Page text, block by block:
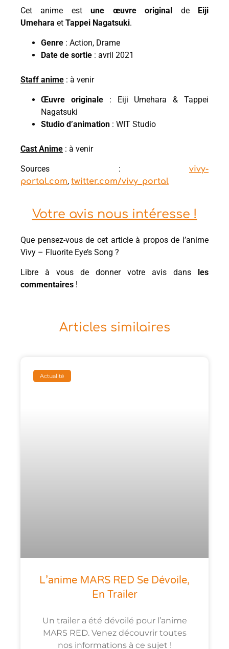
Cet anime estune œuvre original de
Eiji
Umehara et Tappei Nagatsuki.
Genre : Action, Drame
Date de sortie : avril 2021
Staff anime : à venir
Œuvre originale : Eiji Umehara & Tappei
Nagatsuki
Studio d’animation : WIT Studio
Cast Anime : à venir
Sources : vivy-
portal.com, twitter.com/vivy_portal
Votre avis nous intéresse !
Que pensez-vous de cet article à propos de l’anime
Vivy – Fluorite Eye’s Song ?
Libre à vous de donner votre avis dans
les
commentaires !
Articles similaires
Actualité
L’anime MARS RED Se Dévoile,
En Trailer
Un trailer a été dévoilé pour l’anime
MARS RED. Venez découvrir toutes
nos informations à ce sujet !